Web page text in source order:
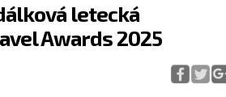
letecká
Awards 2025